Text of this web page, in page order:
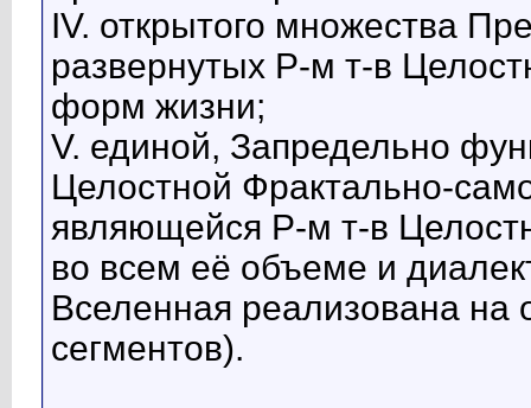
IV. открытого множества
развернутых Р-м т-в
форм жизни;
V. единой, Запредельно
Целостной Фрактально-
являющейся Р-м т-в
во всем её объеме и
Вселенная реализована на
сегментов).